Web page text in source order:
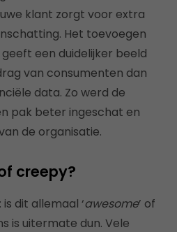
klant zorgt voor extra
Het toevoegen
een duidelijker beeld
van consumenten dan
data. Zo werd de
pak beter ingeschat en
de organisatie.
creepy?
dit allemaal ‘awesome’ of
is uitermate dun. Vele